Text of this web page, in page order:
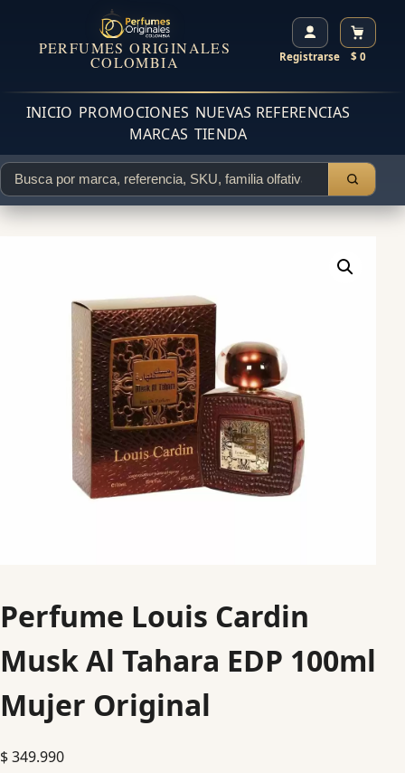
PERFUMES ORIGINALES
COLOMBIA Registrarse $ 0
INICIO PROMOCIONES NUEVAS REFERENCIAS
MARCAS TIENDA
Perfume Louis Cardin
Musk Al Tahara EDP 100ml
Mujer Original
$349.990